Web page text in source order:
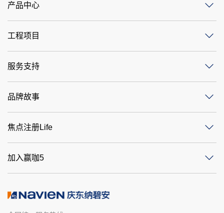
产品中心
工程项目
服务支持
品牌故事
焦点注册Life
加入赢咖5